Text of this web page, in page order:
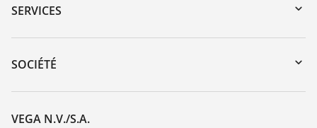
Recherche par numéro de série
DTM Collection/PACTware
SERVICES
Retour d'appareil
Formations
Liste de compatibilité chimique
SOCIÉTÉ
Carrière
À propos de VEGA
VEGA N.V./S.A.